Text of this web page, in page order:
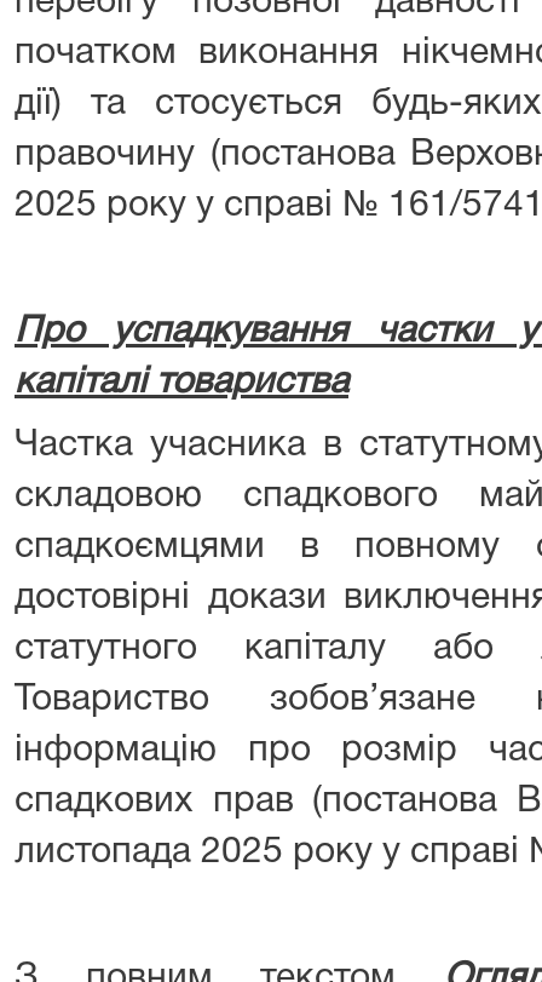
початком виконання
дії) та стосується будь-
правочину (постанова
2025 року у справі № 161/
Про успадкування частки
капіталі товариства
Частка учасника в
складовою спадкового
спадкоємцями в повному
достовірні докази
статутного капіталу або
Товариство
інформацію про розмір
спадкових прав (постанова
листопада 2025 року у